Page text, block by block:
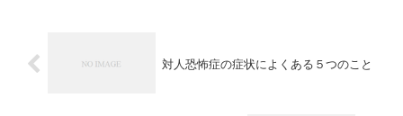
対人恐怖症の症状によくある５つのこと